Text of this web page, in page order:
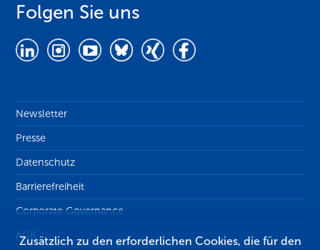
Folgen Sie uns
Newsletter
Presse
Datenschutz
Barrierefreiheit
Corporate Governance
AGB
Zusätzlich zu den erforderlichen Cookies, die für den